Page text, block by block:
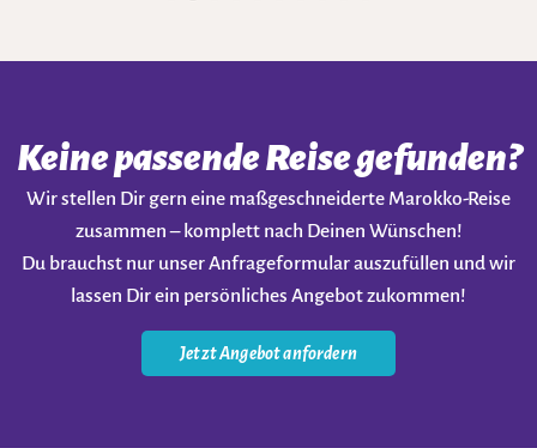
Keine passende Reise gefunden?
Wir stellen Dir gern eine maßgeschneiderte Marokko-Reise
zusammen – komplett nach Deinen Wünschen!
Du brauchst nur unser Anfrageformular auszufüllen und wir
lassen Dir ein persönliches Angebot zukommen!
Jetzt Angebot anfordern